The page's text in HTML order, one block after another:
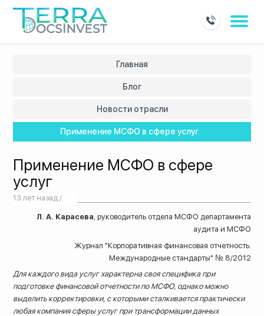
Главная
Блог
Новости отрасли
Применение МСФО в сфере услуг
Применение МСФО в сфере
услуг
13 лет назад /
Л. А. Карасева, руководитель отдела МСФО департамента
аудита и МСФО
Журнал "Корпоративная финансовая отчетность.
Международные стандарты" № 8/2012
Для каждого вида услуг характерна своя специфика при
подготовке финансовой отчетности по МСФО, однако можно
выделить корректировки, с которыми сталкивается практически
любая компания сферы услуг при трансформации данных